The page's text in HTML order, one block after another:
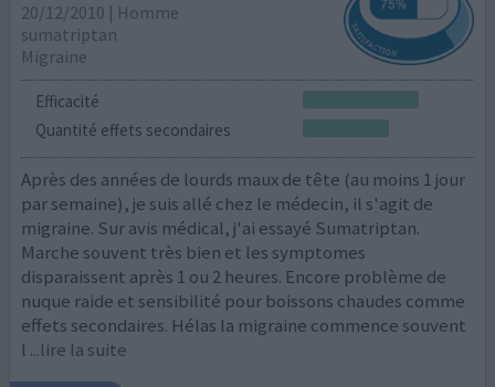
20/12/2010 | Homme
sumatriptan
Migraine
Efficacité
Quantité effets secondaires
Après des années de lourds maux de tête (au moins 1 jour
par semaine), je suis allé chez le médecin, il s'agit de
migraine. Sur avis médical, j'ai essayé Sumatriptan.
Marche souvent très bien et les symptomes
disparaissent après 1 ou 2 heures. Encore problème de
nuque raide et sensibilité pour boissons chaudes comme
effets secondaires. Hélas la migraine commence souvent
l ...lire la suite